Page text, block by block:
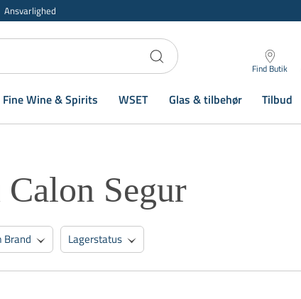
Ansvarlighed
Find Butik
Fine Wine & Spirits WSET Glas & tilbehør Tilbud
Calon Segur
Brand Lagerstatus